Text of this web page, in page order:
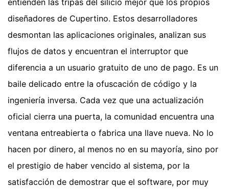
entienden las tripas del silicio mejor que los propios
diseñadores de Cupertino. Estos desarrolladores
desmontan las aplicaciones originales, analizan sus
flujos de datos y encuentran el interruptor que
diferencia a un usuario gratuito de uno de pago. Es un
baile delicado entre la ofuscación de código y la
ingeniería inversa. Cada vez que una actualización
oficial cierra una puerta, la comunidad encuentra una
ventana entreabierta o fabrica una llave nueva. No lo
hacen por dinero, al menos no en su mayoría, sino por
el prestigio de haber vencido al sistema, por la
satisfacción de demostrar que el software, por muy